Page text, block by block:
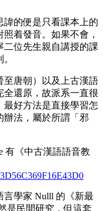
的便是只看課本上的
着發音。如果不會，
二位先生親自講授的課
至唐朝）以及上古漢語
全還原，故派系一直很
最好方法是直接學習怎
辦法，屬於所謂「邪
有《中古漢語語音教
言學家 Nulll 的《新最
是民間研究，但這套